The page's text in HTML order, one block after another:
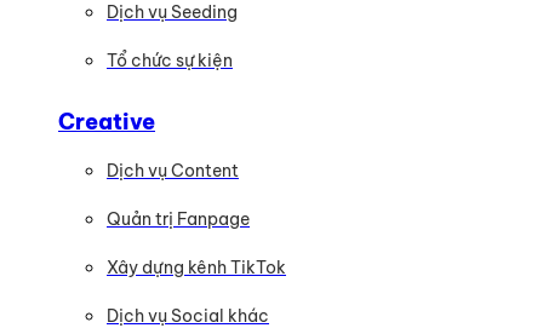
Dịch vụ Seeding
Tổ chức sự kiện
Creative
Dịch vụ Content
Quản trị Fanpage
Xây dựng kênh TikTok
Dịch vụ Social khác